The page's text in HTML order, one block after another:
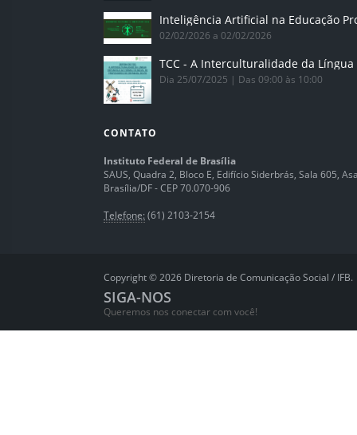
02/02/2026 a 02/02/2026
Dia 25/07/2025 | Das 09:00 às 10:00
CONTATO
Instituto Federal de Brasília
SAUS, Quadra 2, Bloco E, Edifício Siderbrás, Sala 605,
Brasília/DF - CEP 70.070-906
Telefone: (61) 2103-2154
Copyright © 2026 Diretoria de Comunicação Social / IFB.
SIGA-NOS
Queremos nos conectar com você!